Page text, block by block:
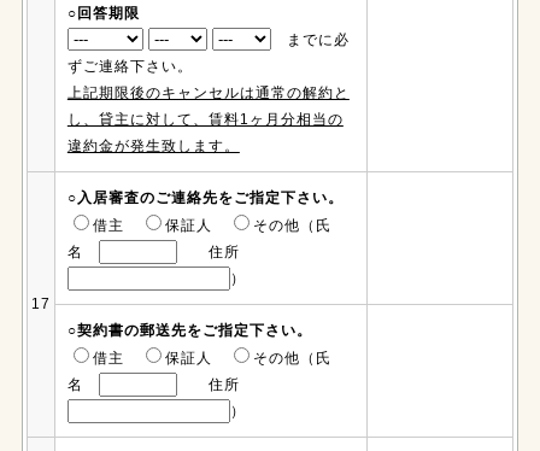
○回答期限
までに必
ずご連絡下さい。
上記期限後のキャンセルは通常の解約と
し、貸主に対して、賃料1ヶ月分相当の
違約金が発生致します。
17
○入居審査のご連絡先をご指定下さい。
借主
保証人
その他（氏
名
住所
）
○契約書の郵送先をご指定下さい。
借主
保証人
その他（氏
名
住所
）